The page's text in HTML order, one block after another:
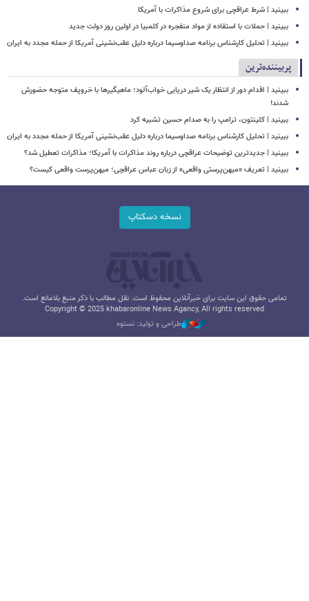
ببینید | شرط عراقچی برای شروع مذاکرات با آمریکا
ببینید | حملات با استفاده از مواد منفجره در کلمبیا در اولین روز دولت جدید
ببینید | تحلیل کارشناس برنامه صداوسیما درباره دلیل عقب‌نشینی آمریکا از حمله مجدد به ایران
پربیننده‌ترین
ببینید | اقدام دور از انتظار یک شیر دریایی خواب‌آلود؛ ماهیگیرها با خروپف متوجه حضورش
شدند!
ببینید | کلینتون، ترامپ را به صدام حسین تشبیه کرد
ببینید | تحلیل کارشناس برنامه صداوسیما درباره دلیل عقب‌نشینی آمریکا از حمله مجدد به ایران
ببینید | جدیدترین توضیحات عراقچی درباره روند مذاکرات با آمریکا؛ مذاکرات تعطیل شد؟
ببینید | تعریف «میهن‌پرستی واقعی» از زبان عباس عراقچی؛ میهن‌پرست واقعی کیست؟
نسخه دسکتاپ
تمامی حقوق این سایت برای خبرآنلاین محفوظ است. نقل مطالب با ذکر منبع بلامانع است.
Copyright © 2025 khabaronline News Agancy, All rights reserved
طراحی و تولید: نستوه